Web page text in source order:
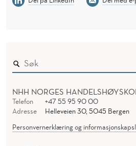
NHH NORGES
Telefon
+47 55 95 90 00
Adresse
Helleveien 30, 5045 Bergen
Personvernerklæring og